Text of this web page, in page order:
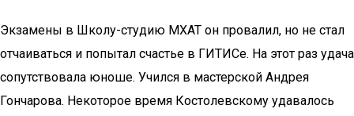
Экзамены в Школу-студию МХАТ он провалил, но не стал
отчаиваться и попытал счастье в ГИТИСе. На этот раз удача
сопутствовала юноше. Учился в мастерской Андрея
Гончарова. Некоторое время Костолевскому удавалось